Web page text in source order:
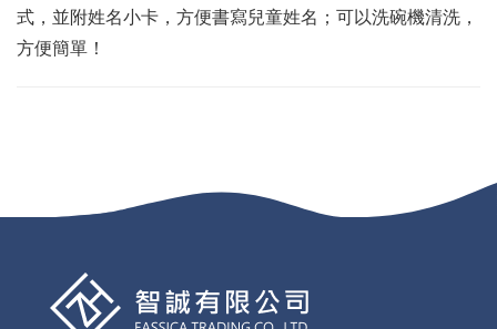
式，並附姓名小卡，方便書寫兒童姓名；可以洗碗機清洗，
方便簡單！